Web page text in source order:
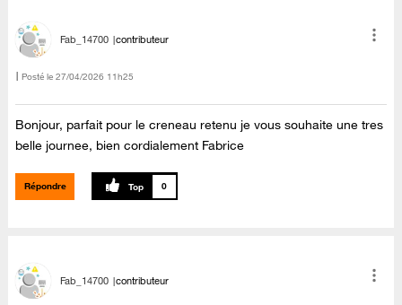
Fab_14700 contributeur
Posté le ‎27/04/2026 11h25
Bonjour, parfait pour le creneau retenu je vous souhaite une tres
belle journee, bien cordialement Fabrice
Répondre 0
Fab_14700 contributeur